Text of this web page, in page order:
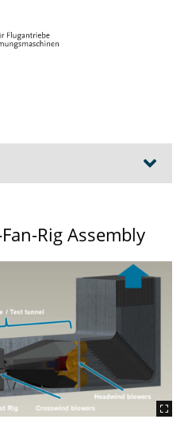
Rig Assembly